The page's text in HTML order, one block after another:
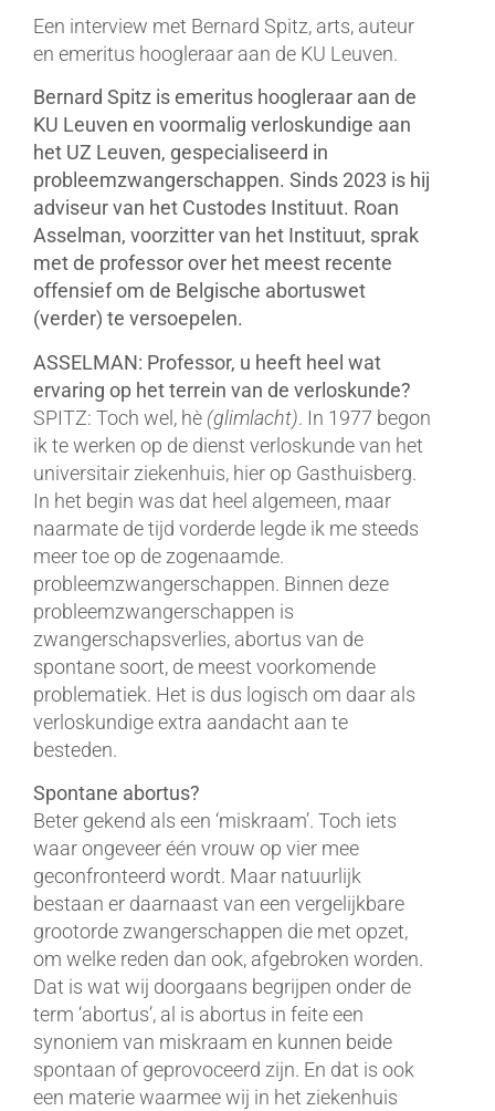
Een interview met Bernard Spitz, arts, auteur
en emeritus hoogleraar aan de KU Leuven.
Bernard Spitz is emeritus hoogleraar aan de
KU Leuven en voormalig verloskundige aan
het UZ Leuven, gespecialiseerd in
probleemzwangerschappen. Sinds 2023 is hij
adviseur van het Custodes Instituut. Roan
Asselman, voorzitter van het Instituut, sprak
met de professor over het meest recente
offensief om de Belgische abortuswet
(verder) te versoepelen.
ASSELMAN: Professor, u heeft heel wat
ervaring op het terrein van de verloskunde?
SPITZ: Toch wel, hè (glimlacht). In 1977 begon
ik te werken op de dienst verloskunde van het
universitair ziekenhuis, hier op Gasthuisberg.
In het begin was dat heel algemeen, maar
naarmate de tijd vorderde legde ik me steeds
meer toe op de zogenaamde.
probleemzwangerschappen. Binnen deze
probleemzwangerschappen is
zwangerschapsverlies, abortus van de
spontane soort, de meest voorkomende
problematiek. Het is dus logisch om daar als
verloskundige extra aandacht aan te
besteden.
Spontane abortus?
Beter gekend als een ‘miskraam’. Toch iets
waar ongeveer één vrouw op vier mee
geconfronteerd wordt. Maar natuurlijk
bestaan er daarnaast van een vergelijkbare
grootorde zwangerschappen die met opzet,
om welke reden dan ook, afgebroken worden.
Dat is wat wij doorgaans begrijpen onder de
term ‘abortus’, al is abortus in feite een
synoniem van miskraam en kunnen beide
spontaan of geprovoceerd zijn. En dat is ook
een materie waarmee wij in het ziekenhuis